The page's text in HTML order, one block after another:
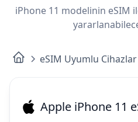
iPhone 11 modelinin eSIM
eSIM Uyumlu Cihazlar
Apple iPhone 11